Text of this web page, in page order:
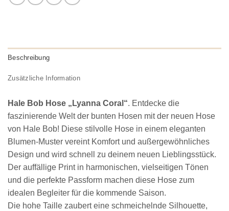
Beschreibung
Zusätzliche Information
Hale Bob Hose „Lyanna Coral“. Entdecke die
faszinierende Welt der bunten Hosen mit der neuen Hose
von Hale Bob! Diese stilvolle Hose in einem eleganten
Blumen-Muster vereint Komfort und außergewöhnliches
Design und wird schnell zu deinem neuen Lieblingsstück.
Der auffällige Print in harmonischen, vielseitigen Tönen
und die perfekte Passform machen diese Hose zum
idealen Begleiter für die kommende Saison.
Die hohe Taille zaubert eine schmeichelnde Silhouette,